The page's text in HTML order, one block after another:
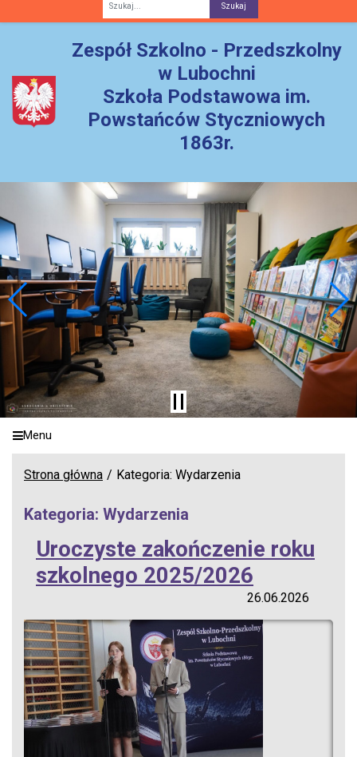
Zespół Szkolno - Przedszkolny
w Lubochni
Szkoła Podstawowa im.
Powstańców Styczniowych
1863r.
Menu
Strona główna Kategoria: Wydarzenia
Kategoria: Wydarzenia
Uroczyste zakończenie roku
szkolnego 2025/2026
26.06.2026